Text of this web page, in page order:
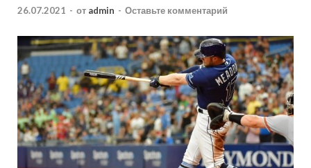
26.07.2021 - от admin - Оставьте комментарий